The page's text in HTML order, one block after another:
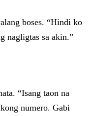
boses. “Hindi ko
nagligtas sa akin.”
“Isang taon na
numero. Gabi